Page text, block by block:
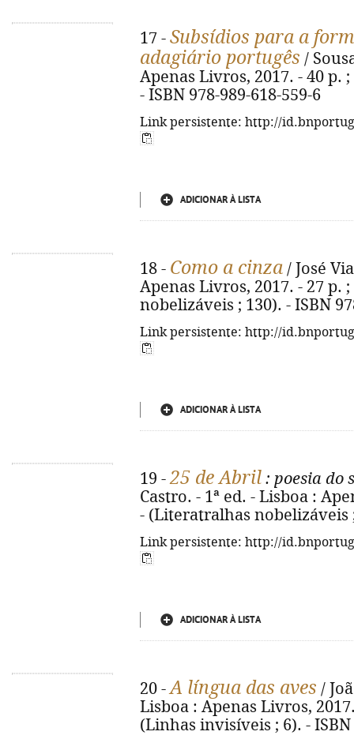
17 - Subsídios para a
adagiário portugês /
Apenas Livros, 2017. - 40 p.
- ISBN 978-989-618-559-6
Link persistente: http://
ADICIONAR À LISTA
18 - Como a cinza / José
Apenas Livros, 2017. - 27 p.
nobelizáveis ; 130). - ISBN
Link persistente: http://
ADICIONAR À LISTA
19 -25 de Abril : poesia do
Castro. - 1ª ed. - Lisboa :
- (Literatralhas nobelizáveis ;
Link persistente: http://
ADICIONAR À LISTA
20 -A língua das aves /
Lisboa : Apenas Livros,
(Linhas invisíveis ; 6). - ISBN